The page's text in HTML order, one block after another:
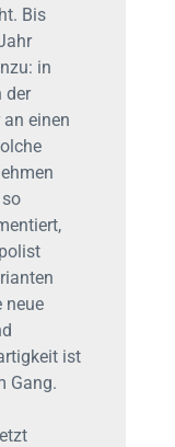
Bis
in
der
einen
neue
ist
Gang.